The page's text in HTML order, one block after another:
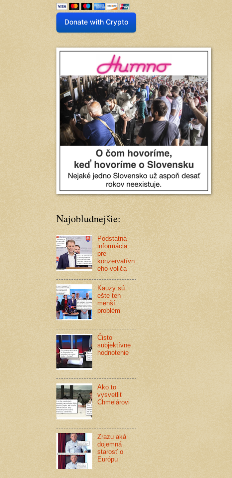
Donate with Crypto
Najobludnejšie:
Podstatná
informácia
pre
konzervatívn
eho voliča
Kauzy sú
ešte ten
menší
problém
Čisto
subjektívne
hodnotenie
Ako to
vysvetliť
Chmelárovi
Zrazu aká
dojemná
starosť o
Európu